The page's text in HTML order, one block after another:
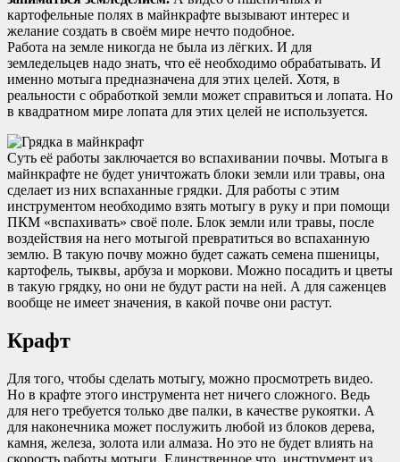
картофельные полях в майнкрафте вызывают интерес и
желание создать в своём мире нечто подобное.
Работа на земле никогда не была из лёгких. И для
земледельцев надо знать, что её необходимо обрабатывать. И
именно мотыга предназначена для этих целей. Хотя, в
реальности с обработкой земли может справиться и лопата. Но
в квадратном мире лопата для этих целей не используется.
Суть её работы заключается во вспахивании почвы. Мотыга в
майнкрафте не будет уничтожать блоки земли или травы, она
сделает из них вспаханные грядки. Для работы с этим
инструментом необходимо взять мотыгу в руку и при помощи
ПКМ «вспахивать» своё поле. Блок земли или травы, после
воздействия на него мотыгой превратиться во вспаханную
землю. В такую почву можно будет сажать семена пшеницы,
картофель, тыквы, арбуза и моркови. Можно посадить и цветы
в такую грядку, но они не будут расти на ней. А для саженцев
вообще не имеет значения, в какой почве они растут.
Крафт
Для того, чтобы сделать мотыгу, можно просмотреть видео.
Но в крафте этого инструмента нет ничего сложного. Ведь
для него требуется только две палки, в качестве рукоятки. А
для наконечника может послужить любой из блоков дерева,
камня, железа, золота или алмаза. Но это не будет влиять на